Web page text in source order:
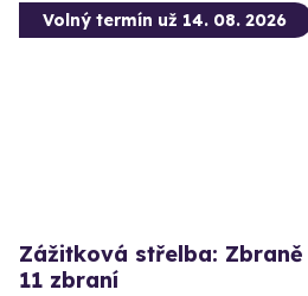
Volný termín už 14. 08. 2026
Zážitková střelba:
11 zbraní